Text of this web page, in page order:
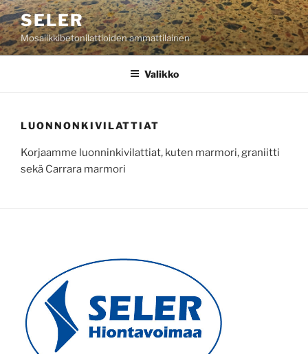
Siirry
sisältöönSELER
Mosaiikkibetonilattioiden ammattilainen
Valikko
LUONNONKIVILATTIAT
Korjaamme luonninkivilattiat, kuten marmori, graniitti
sekä Carrara marmori